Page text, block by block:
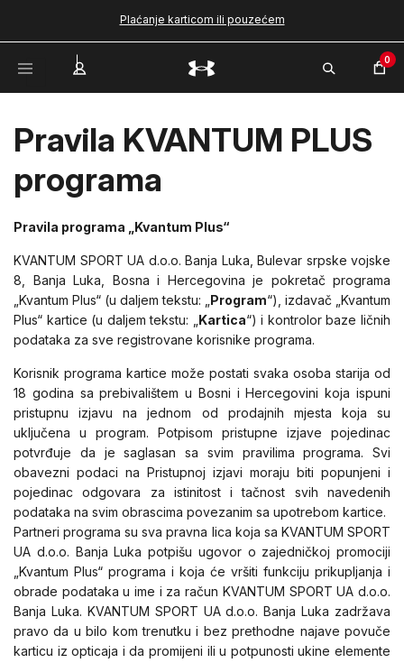
Plaćanje karticom ili pouzećem
0
Pravila KVANTUM PLUS
programa
Pravila programa „Kvantum Plus“
KVANTUM SPORT UA d.o.o. Banja Luka, Bulevar srpske vojske
8, Banja Luka, Bosna i Hercegovina je pokretač programa
„Kvantum Plus“ (u daljem tekstu: „ Program“), izdavač „Kvantum
Plus“ kartice (u daljem tekstu: „ Kartica“) i kontrolor baze ličnih
podataka za sve registrovane korisnike programa.
Korisnik programa kartice može postati svaka osoba starija od
18 godina sa prebivalištem u Bosni i Hercegovini koja ispuni
pristupnu izjavu na jednom od prodajnih mjesta koja su
uključena u program. Potpisom pristupne izjave pojedinac
potvrđuje da je saglasan sa svim pravilima programa. Svi
obavezni podaci na Pristupnoj izjavi moraju biti popunjeni i
pojedinac odgovara za istinitost i tačnost svih navedenih
podataka na svim obrascima povezanim sa upotrebom kartice.
Partneri programa su sva pravna lica koja sa KVANTUM SPORT
UA d.o.o. Banja Luka potpišu ugovor o zajedničkoj promociji
„Kvantum Plus“ programa i koja će vršiti funkciju prikupljanja i
obrade podataka u ime i za račun KVANTUM SPORT UA d.o.o.
Banja Luka. KVANTUM SPORT UA d.o.o. Banja Luka zadržava
pravo da u bilo kom trenutku i bez prethodne najave povuče
karticu iz opticaja i da promijeni ili u potpunosti ukine elemente